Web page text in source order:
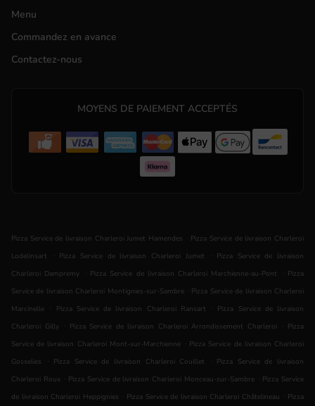
Menu
Commandez en avance
Contactez-nous
MOYENS DE PAIEMENT ACCEPTÉS
Pizza Service de livraison Charleroi Jumet Hamendes . Pizza Service de livraison Charleroi
Lodelinsart
. Pizza Service de livraison Charleroi Jumet . Pizza Service de livraison
Charleroi Dampremy
. Pizza Service de livraison Charleroi Marchienne-au-Pont . Pizza
Service de livraison Charleroi Montignies-sur-Sambre . Pizza Service de livraison Charleroi
Marcinelle
. Pizza Service de livraison Charleroi Ransart . Pizza Service de livraison
Charleroi Gilly
. Pizza Service de livraison Charleroi Arrondissement Charleroi . Pizza
Service de livraison Charleroi Mont-sur-Marchienne . Pizza Service de livraison Charleroi
Gosselies
. Pizza Service de livraison Charleroi Couillet . Pizza Service de livraison
Charleroi Roux . Pizza Service de livraison Charleroi Monceau-sur-Sambre . Pizza Service
de livraison Charleroi Heppignies . Pizza Service de livraison Charleroi Châtelineau . Pizza